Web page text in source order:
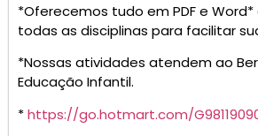
*Oferecemos tudo em PDF e
todas as disciplinas para facilitar
*Nossas atividades atendem ao
Educação Infantil.
*https://go.hotmart.com/